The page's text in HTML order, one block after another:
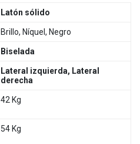
Latón sólido
Brillo, Níquel, Negro
Biselada
Lateral izquierda, Lateral
derecha
42 Kg
54 Kg